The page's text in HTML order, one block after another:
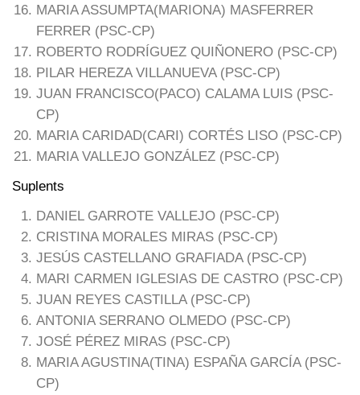
MARIA ASSUMPTA(MARIONA) MASFERRER
FERRER (PSC-CP)
ROBERTO RODRÍGUEZ QUIÑONERO (PSC-CP)
PILAR HEREZA VILLANUEVA (PSC-CP)
JUAN FRANCISCO(PACO) CALAMA LUIS (PSC-
CP)
MARIA CARIDAD(CARI) CORTÉS LISO (PSC-CP)
MARIA VALLEJO GONZÁLEZ (PSC-CP)
Suplents
DANIEL GARROTE VALLEJO (PSC-CP)
CRISTINA MORALES MIRAS (PSC-CP)
JESÚS CASTELLANO GRAFIADA (PSC-CP)
MARI CARMEN IGLESIAS DE CASTRO (PSC-CP)
JUAN REYES CASTILLA (PSC-CP)
ANTONIA SERRANO OLMEDO (PSC-CP)
JOSÉ PÉREZ MIRAS (PSC-CP)
MARIA AGUSTINA(TINA) ESPAÑA GARCÍA (PSC-
CP)